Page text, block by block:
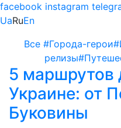
facebook instagram
UaRuEn
Все #Города-герои
релизы
5 маршрутов
Украине: от
Буковины